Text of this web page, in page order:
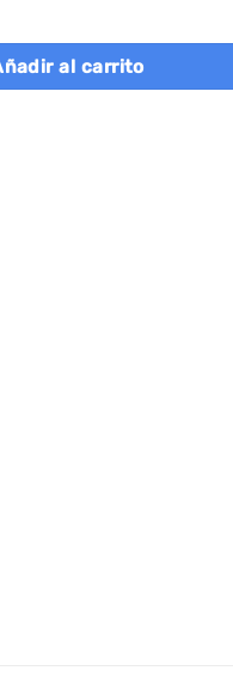
led, almacenaje cantidad
al carrito